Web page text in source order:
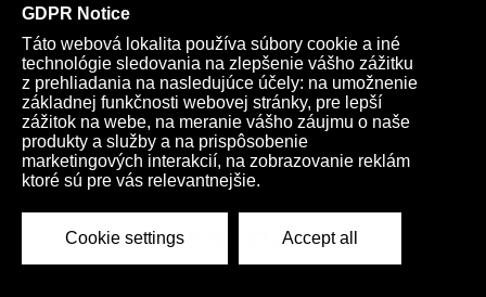
Telegram Youtube Facebook
Archív